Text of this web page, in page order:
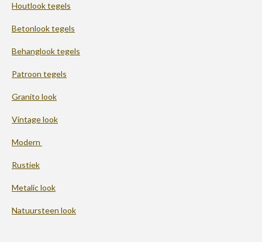
Houtlook tegels
Betonlook tegels
Behanglook tegels
Patroon tegels
Granito look
Vintage look
Modern
Rustiek
Metalic look
Natuursteen look